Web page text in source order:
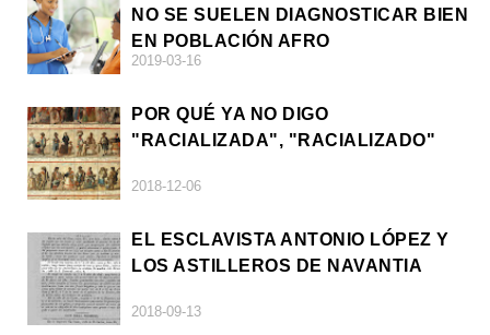
NO SE SUELEN DIAGNOSTICAR BIEN
EN POBLACIÓN AFRO
2019-03-16
POR QUÉ YA NO DIGO
"RACIALIZADA", "RACIALIZADO"
2018-12-06
EL ESCLAVISTA ANTONIO LÓPEZ Y
LOS ASTILLEROS DE NAVANTIA
2018-09-13